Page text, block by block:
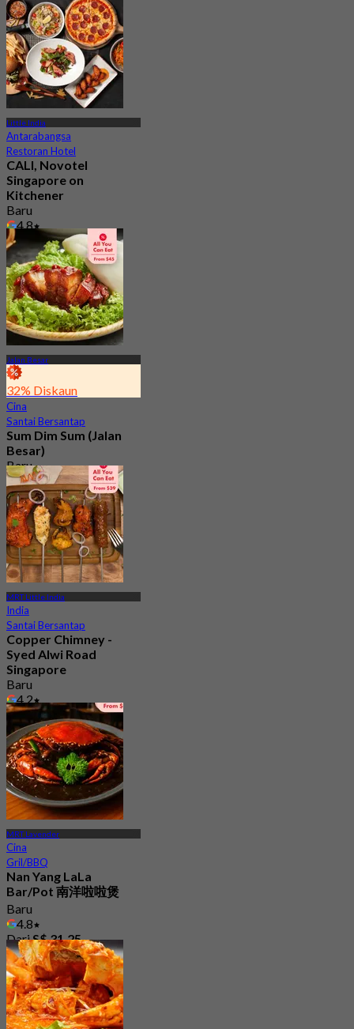
Little India
Antarabangsa
Restoran Hotel
CALI, Novotel
Singapore on
Kitchener
Baru
4.8
Dari
S$ 41.66
Jalan Besar
32% Diskaun
Cina
Santai Bersantap
Sum Dim Sum (Jalan
Besar)
Baru
4.6
DariS$ 31
MRT Little India
India
Santai Bersantap
Copper Chimney -
Syed Alwi Road
Singapore
Baru
4.2
DariS$ 24.5
MRT Lavender
Cina
Gril/BBQ
Nan Yang LaLa
Bar/Pot 南洋啦啦煲
Baru
4.8
DariS$ 31.25